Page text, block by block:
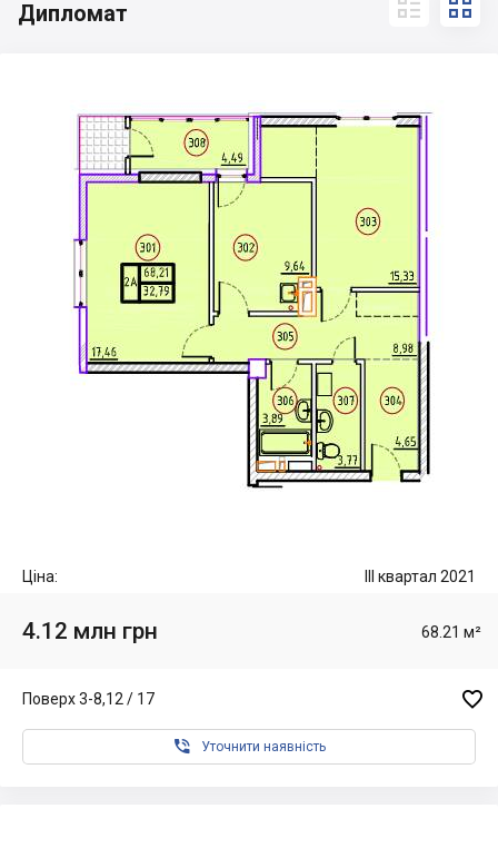
Дипломат
 
Ціна: III квартал 2021
4.12 млн грн 68.21 м²
Поверх 3-8,12 / 17 
 Уточнити наявність